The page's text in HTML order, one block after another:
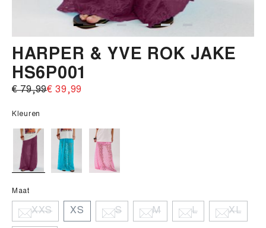
HARPER & YVE ROK JAKE
HS6P001
€ 79,99‌€ 39,99‌
Kleuren
Maat
XXS XS S M L XL